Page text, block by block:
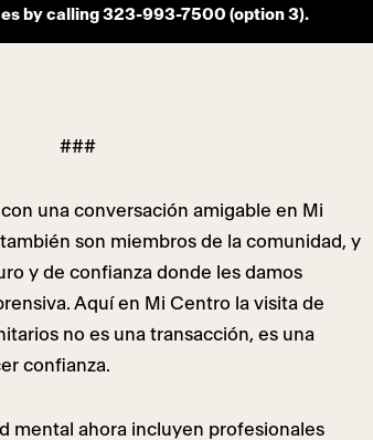
by calling 323-993-7500 (option 3).
###
una conversación amigable en Mi
son miembros de la comunidad, y
y de confianza donde les damos
Aquí en Mi Centro la visita de
no es una transacción, es una
confianza.
mental ahora incluyen profesionales